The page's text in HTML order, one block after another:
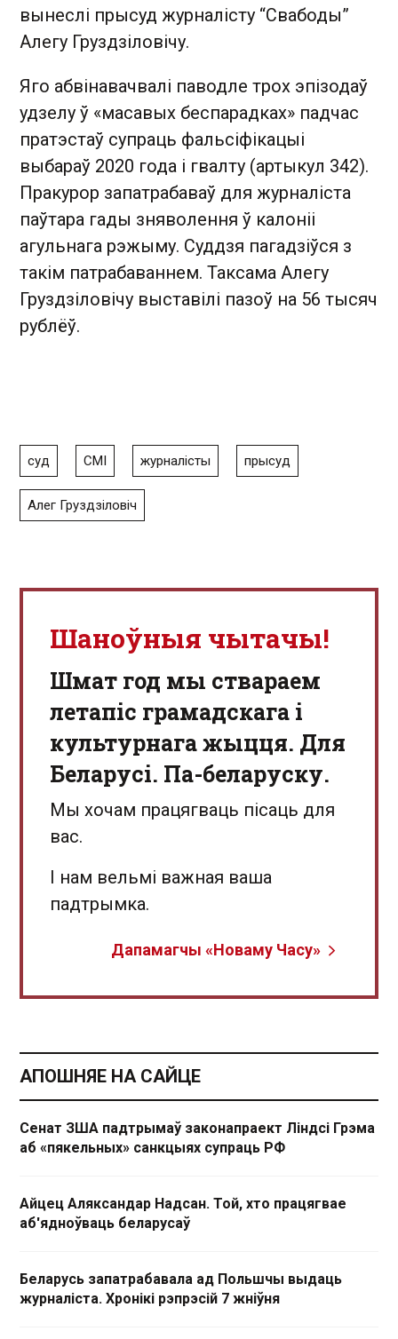
вынеслі прысуд журналісту “Свабоды”
Алегу Груздзіловічу.
Яго абвінавачвалі паводле трох эпізодаў
удзелу ў «масавых беспарадках» падчас
пратэстаў супраць фальсіфікацыі
выбараў 2020 года і гвалту (артыкул 342).
Пракурор запатрабаваў для журналіста
паўтара гады зняволення ў калоніі
агульнага рэжыму. Суддзя пагадзіўся з
такім патрабаваннем. Таксама Алегу
Груздзіловічу выставілі пазоў на 56 тысяч
рублёў.
суд СМІ журналісты прысуд
Алег Груздзіловіч
Шаноўныя чытачы!
Шмат год мы ствараем
летапіс грамадскага і
культурнага жыцця. Для
Беларусі. Па-беларуску.
Мы хочам працягваць пісаць для
вас.
І нам вельмі важная ваша
падтрымка.
Дапамагчы «Новаму Часу»
АПОШНЯЕ НА САЙЦЕ
Сенат ЗША падтрымаў законапраект Ліндсі Грэма
аб «пякельных» санкцыях супраць РФ
Айцец Аляксандар Надсан. Той, хто працягвае
аб'ядноўваць беларусаў
Беларусь запатрабавала ад Польшчы выдаць
журналіста. Хронікі рэпрэсій 7 жніўня